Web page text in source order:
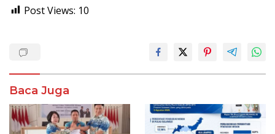
Post Views: 10
Baca Juga